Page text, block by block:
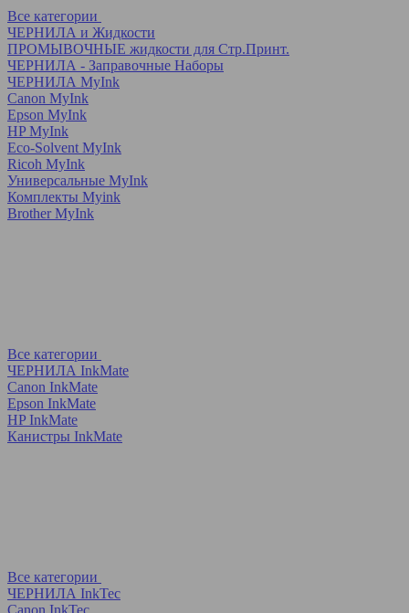
Все категории
ЧЕРНИЛА и Жидкости
ПРОМЫВОЧНЫЕ жидкости для Стр.Принт.
ЧЕРНИЛА - Заправочные Наборы
ЧЕРНИЛА MyInk
Canon MyInk
Epson MyInk
HP MyInk
Eco-Solvent MyInk
Ricoh MyInk
Универсальные MyInk
Комплекты Myink
Brother MyInk
Все категории
ЧЕРНИЛА InkMate
Canon InkMate
Epson InkMate
HP InkMate
Канистры InkMate
Все категории
ЧЕРНИЛА InkTec
Canon InkTec